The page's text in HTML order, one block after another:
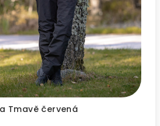
Tmavě červená